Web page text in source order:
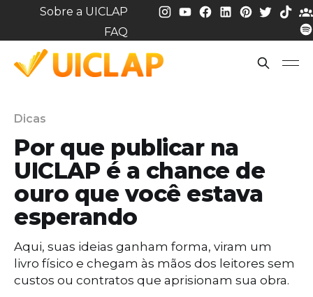
Sobre a UICLAP
FAQ
Dicas
Por que publicar na
UICLAP é a chance de
ouro que você estava
esperando
Aqui, suas ideias ganham forma, viram um
livro físico e chegam às mãos dos leitores sem
custos ou contratos que aprisionam sua obra.